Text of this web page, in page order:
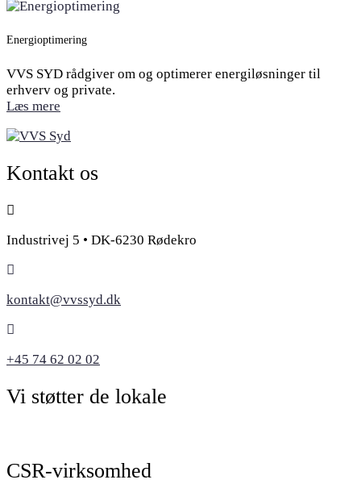
Energioptimering
VVS SYD rådgiver om og optimerer energiløsninger til
erhverv og private.
Læs mere
Kontakt os
Industrivej 5 • DK-6230 Rødekro
kontakt@vvssyd.dk
+45 74 62 02 02
Vi støtter de lokale
CSR-virksomhed